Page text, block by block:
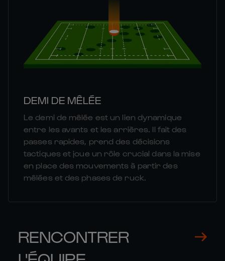
DEMI DE MÊLÉE
Le demi de mêlée est un lien dynamique
entre les avants et les arrières. Il fait des
passes rapides, prend des décisions
tactiques et joue un rôle crucial dans la mise
en place des mouvements à partir des
mêlées et des phases de ruck.
RENCONTRER